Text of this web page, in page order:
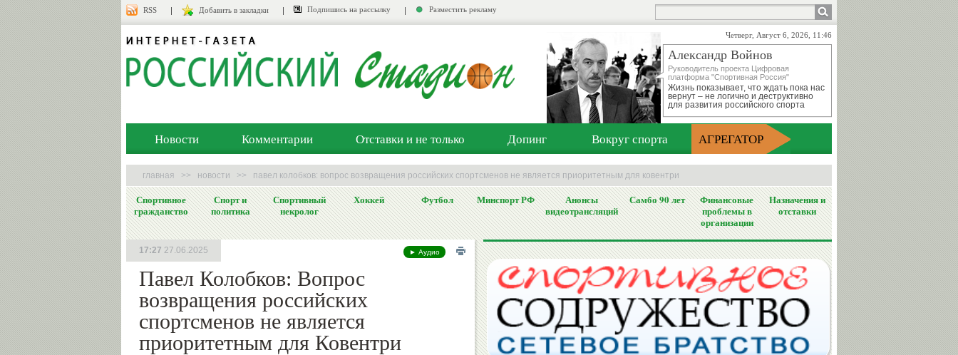
RSS Добавить в закладки Подпишись на рассылку Разместить рекламу
Четверг, Август 6, 2026, 11:46
Александр Войнов
Руководитель проекта Цифровая
платформа "Спортивная Россия"
Жизнь показывает, что ждать пока нас
вернут – не логично и деструктивно
для развития российского спорта
Новости Комментарии Отставки и не только Допинг Вокруг спорта АГРЕГАТОР
главная >> новости >> павел колобков: вопрос возвращения российских спортсменов не является приоритетным для ковентри
Спортивное
гражданство
Спорт и
политика
Спортивный
некролог
Хоккей Футбол Минспорт РФ
Анонсы
видеотрансляций
Самбо 90 лет
Финансовые
проблемы в
организации
Назначения и
отставки
► Аудио
Павел Колобков: Вопрос
возвращения российских
спортсменов не является
приоритетным для Ковентри
17:27 27.06.2025